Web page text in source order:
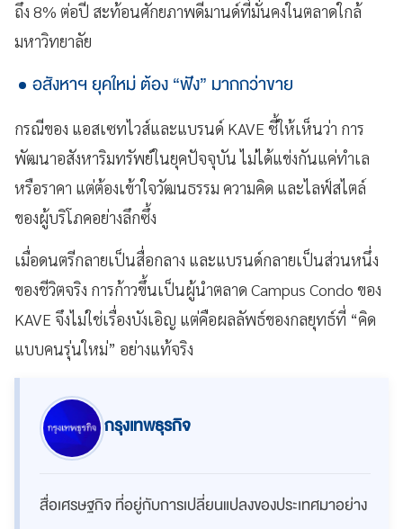
ถึง 8% ต่อปี สะท้อนศักยภาพดีมานด์ที่มั่นคงในตลาดใกล้
มหาวิทยาลัย
อสังหาฯ ยุคใหม่ ต้อง “ฟัง” มากกว่าขาย
กรณีของ แอสเซทไวส์และแบรนด์ KAVE ชี้ให้เห็นว่า การ
พัฒนาอสังหาริมทรัพย์ในยุคปัจจุบัน ไม่ได้แข่งกันแค่ทำเล
หรือราคา แต่ต้องเข้าใจวัฒนธรรม ความคิด และไลฟ์สไตล์
ของผู้บริโภคอย่างลึกซึ้ง
เมื่อดนตรีกลายเป็นสื่อกลาง และแบรนด์กลายเป็นส่วนหนึ่ง
ของชีวิตจริง การก้าวขึ้นเป็นผู้นำตลาด Campus Condo ของ
KAVE จึงไม่ใช่เรื่องบังเอิญ แต่คือผลลัพธ์ของกลยุทธ์ที่ “คิด
แบบคนรุ่นใหม่” อย่างแท้จริง
กรุงเทพธุรกิจ
สื่อเศรษฐกิจ ที่อยู่กับการเปลี่ยนแปลงของประเทศมาอย่าง